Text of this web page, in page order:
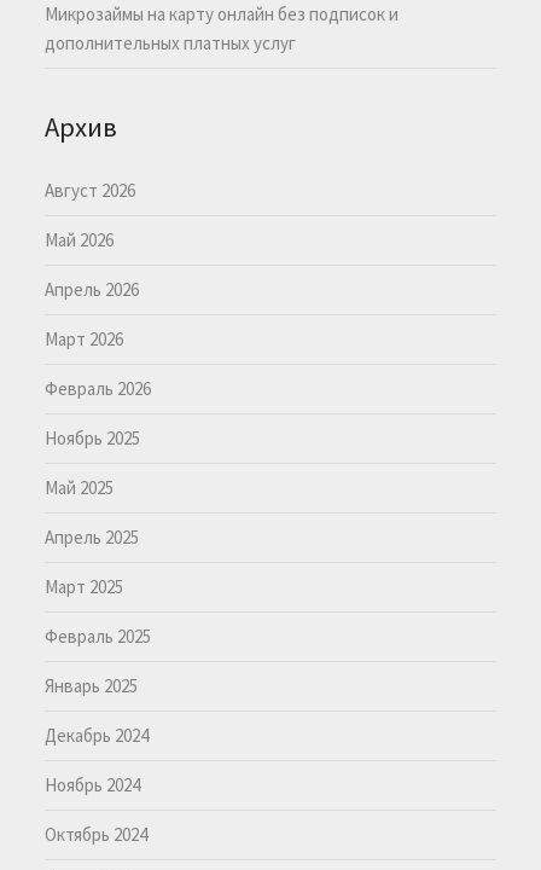
Микрозаймы на карту онлайн без подписок и
дополнительных платных услуг
Архив
Август 2026
Май 2026
Апрель 2026
Март 2026
Февраль 2026
Ноябрь 2025
Май 2025
Апрель 2025
Март 2025
Февраль 2025
Январь 2025
Декабрь 2024
Ноябрь 2024
Октябрь 2024